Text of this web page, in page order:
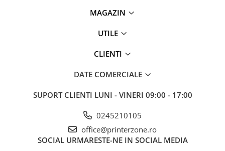
Placi de retea
Conectori & mufe retea
Rack-uri & accesorii rack
Patch panel-uri
MAGAZIN
UTILE
CLIENTI
DATE COMERCIALE
SUPORT CLIENTI LUNI - VINERI 09:00 - 17:00
0245210105
office@printerzone.ro
SOCIAL URMARESTE-NE IN SOCIAL MEDIA